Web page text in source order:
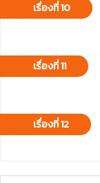
เรื่องที่ 10
เรื่องที่ 11
เรื่องที่ 12